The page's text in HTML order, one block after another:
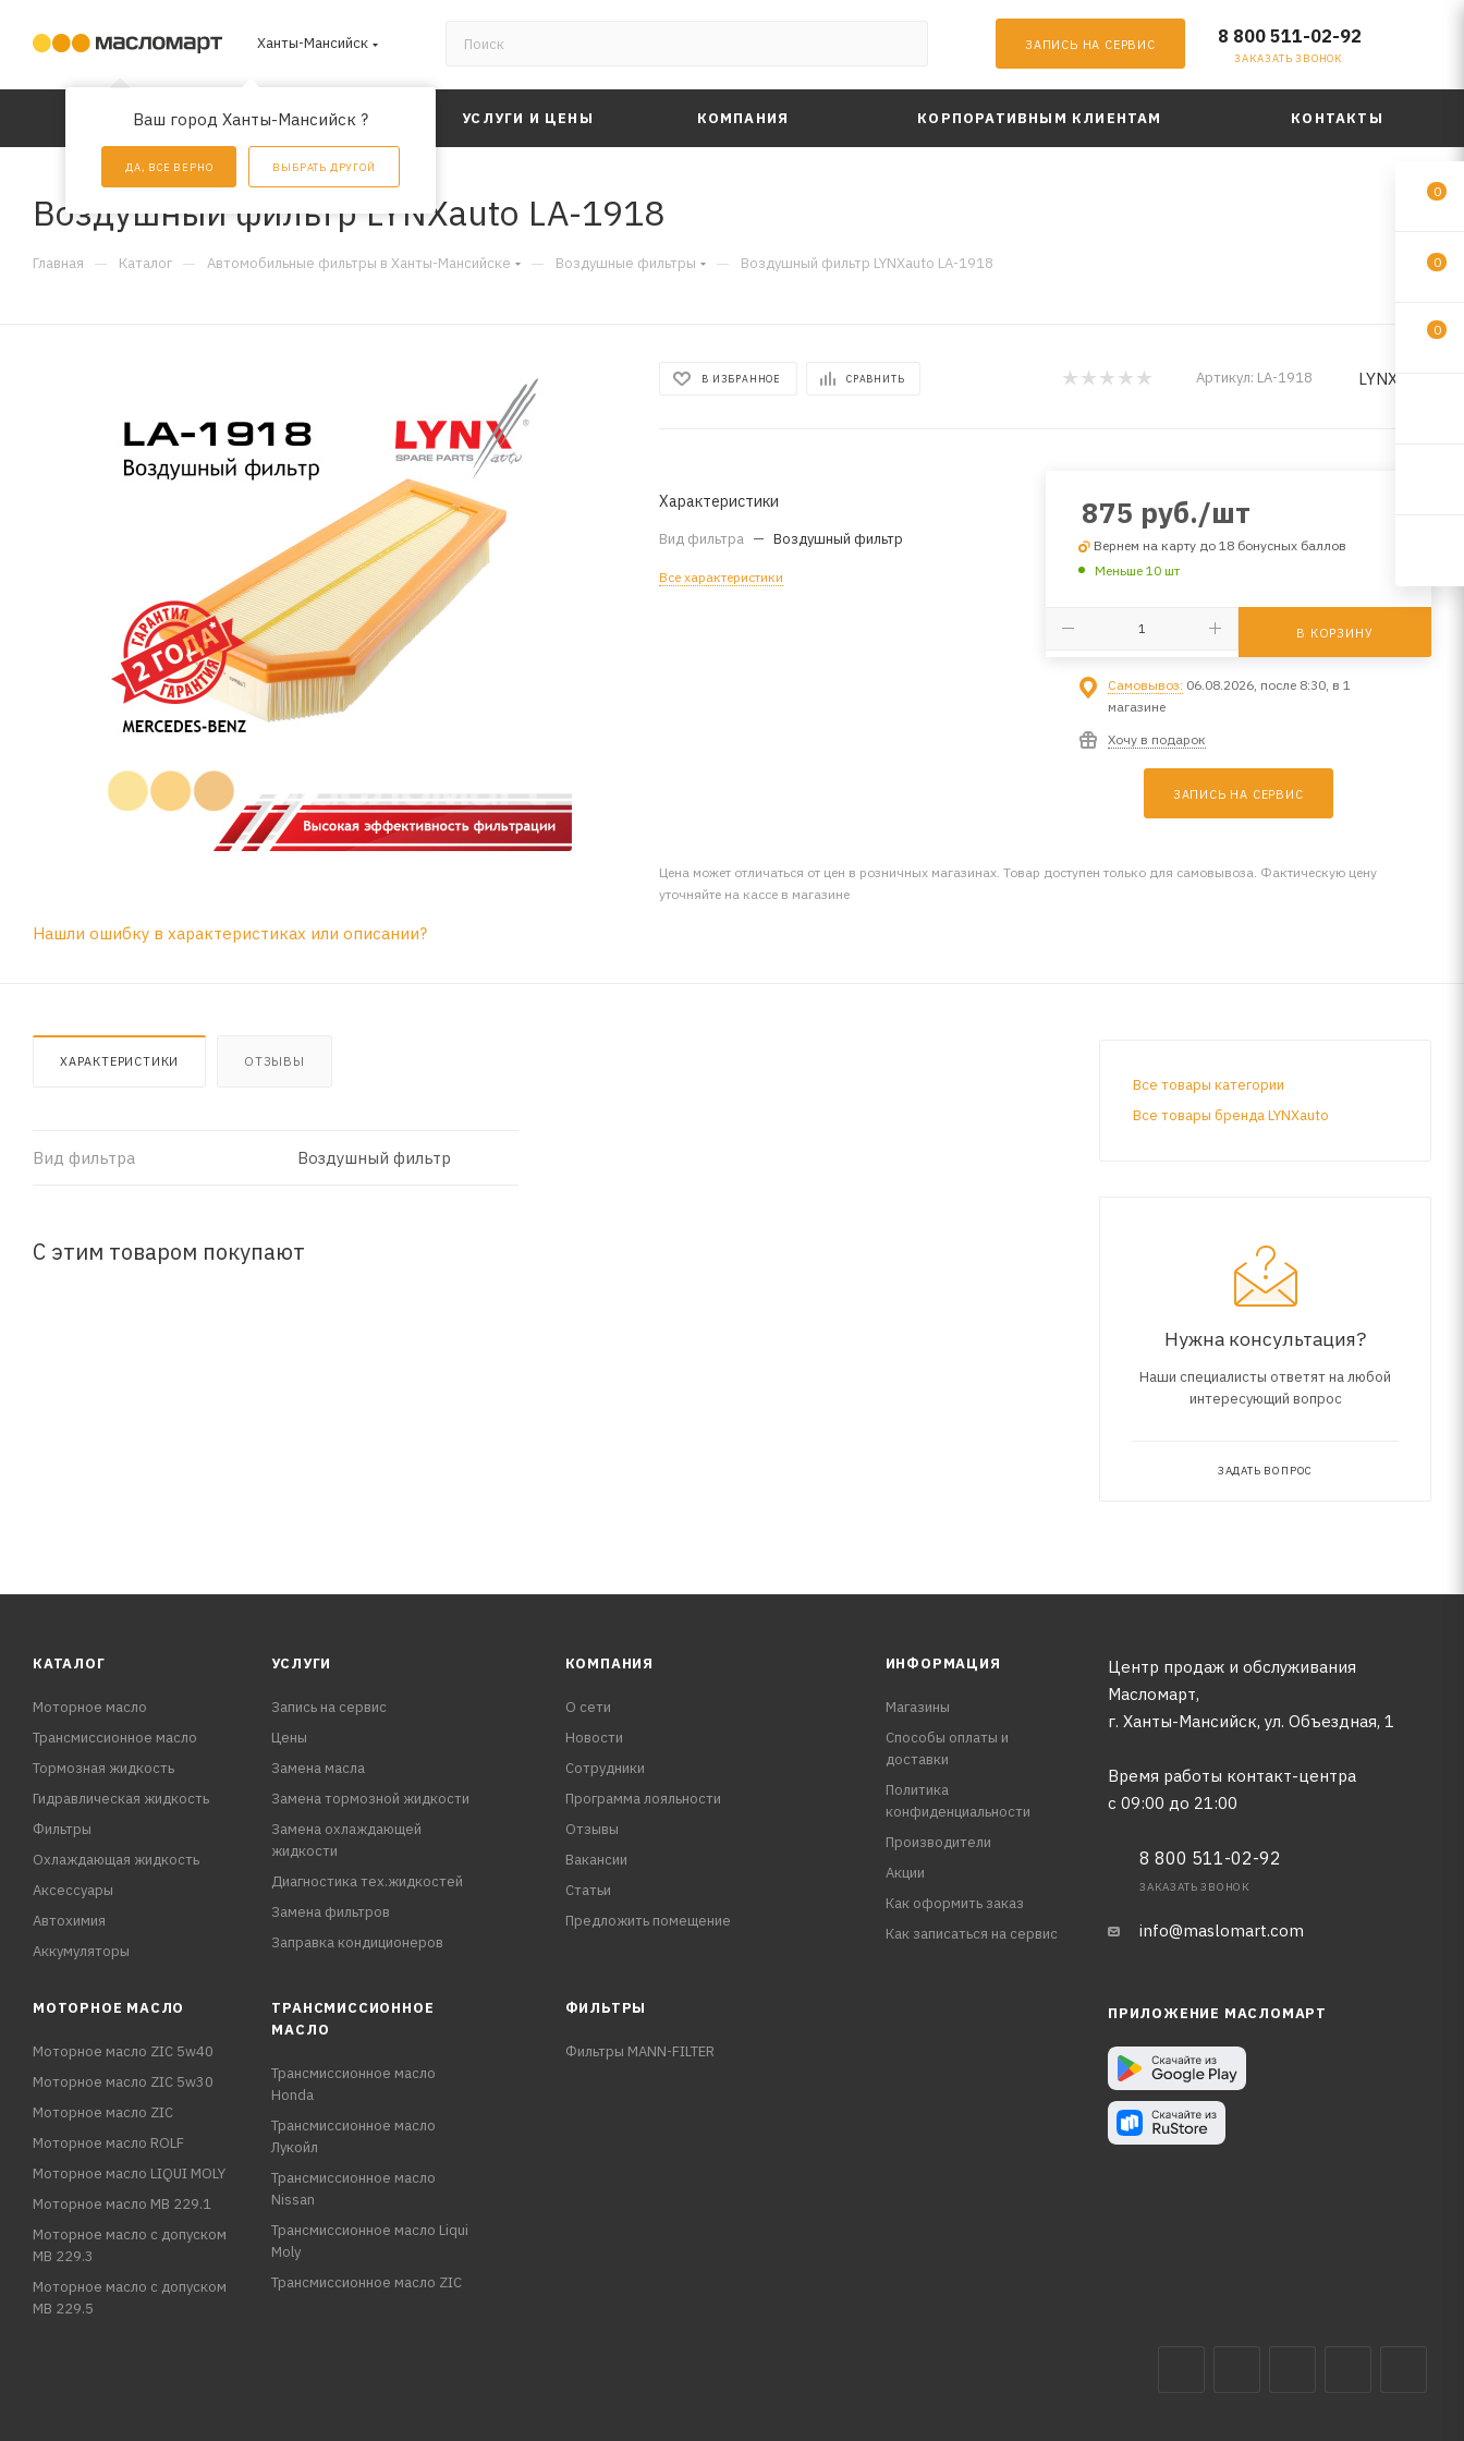
Ханты-Мансийск
Ваш город Ханты-Мансийск ?
ДА, ВСЕ ВЕРНО ВЫБРАТЬ ДРУГОЙ
ЗАПИСЬ НА СЕРВИС 8 800 511-02-92
ЗАКАЗАТЬ ЗВОНОК
КАТАЛОГ АКЦИИ УСЛУГИ И ЦЕНЫ КОМПАНИЯ КОРПОРАТИВНЫМ КЛИЕНТАМ КОНТАКТЫ
Воздушный фильтр LYNXauto LA-1918
Главная — Каталог — Автомобильные фильтры в Ханты-Мансийске — Воздушные фильтры — Воздушный фильтр LYNXauto LA-1918
В ИЗБРАННОЕ СРАВНИТЬ Артикул: LA-1918 LYNXauto
Характеристики
Вид фильтра — Воздушный фильтр
Все характеристики
875 руб./шт
Вернем на карту до 18 бонусных баллов
Меньше 10 шт
В КОРЗИНУ
Самовывоз: 06.08.2026, после 8:30, в 1
магазине
Хочу в подарок
ЗАПИСЬ НА СЕРВИС
Цена может отличаться от цен в розничных магазинах. Товар доступен только для самовывоза. Фактическую цену
уточняйте на кассе в магазине
Нашли ошибку в характеристиках или описании?
ХАРАКТЕРИСТИКИ ОТЗЫВЫ
Вид фильтра Воздушный фильтр
С этим товаром покупают
Все товары категории
Все товары бренда LYNXauto
Нужна консультация?
Наши специалисты ответят на любой
интересующий вопрос
ЗАДАТЬ ВОПРОС
КАТАЛОГ
Моторное масло
Трансмиссионное масло
Тормозная жидкость
Гидравлическая жидкость
Фильтры
Охлаждающая жидкость
Аксессуары
Автохимия
Аккумуляторы
УСЛУГИ
Запись на сервис
Цены
Замена масла
Замена тормозной жидкости
Замена охлаждающей
жидкости
Диагностика тех.жидкостей
Замена фильтров
Заправка кондиционеров
КОМПАНИЯ
О сети
Новости
Сотрудники
Программа лояльности
Отзывы
Вакансии
Статьи
Предложить помещение
ИНФОРМАЦИЯ
Магазины
Способы оплаты и
доставки
Политика
конфиденциальности
Производители
Акции
Как оформить заказ
Как записаться на сервис
Центр продаж и обслуживания
Масломарт,
г. Ханты-Мансийск, ул. Объездная, 1
Время работы контакт-центра
с 09:00 до 21:00
8 800 511-02-92
ЗАКАЗАТЬ ЗВОНОК
info@maslomart.com
МОТОРНОЕ МАСЛО
Моторное масло ZIC 5w40
Моторное масло ZIC 5w30
Моторное масло ZIC
Моторное масло ROLF
Моторное масло LIQUI MOLY
Моторное масло MB 229.1
Моторное масло с допуском
MB 229.3
Моторное масло с допуском
MB 229.5
ТРАНСМИССИОННОЕ
МАСЛО
Трансмиссионное масло
Honda
Трансмиссионное масло
Лукойл
Трансмиссионное масло
Nissan
Трансмиссионное масло Liqui
Moly
Трансмиссионное масло ZIC
ФИЛЬТРЫ
Фильтры MANN-FILTER
ПРИЛОЖЕНИЕ МАСЛОМАРТ
0
0
0